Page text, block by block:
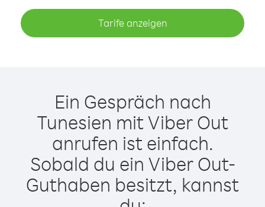
Tarife anzeigen
Ein Gespräch nach
Tunesien mit Viber Out
anrufen ist einfach.
Sobald du ein Viber Out-
Guthaben besitzt, kannst